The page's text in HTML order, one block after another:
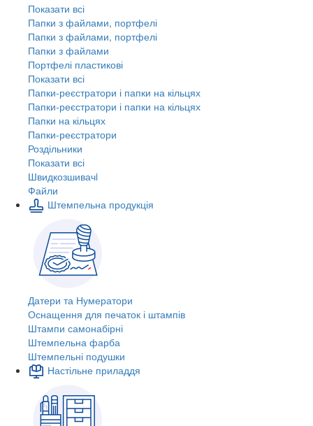
Показати всі
Папки з файлами, портфелі
Папки з файлами, портфелі
Папки з файлами
Портфелі пластикові
Показати всі
Папки-реєстратори і папки на кільцях
Папки-реєстратори і папки на кільцях
Папки на кільцях
Папки-реєстратори
Роздільники
Показати всі
Швидкозшивачi
Файли
Штемпельна продукція
Датери та Нумератори
Оснащення для печаток і штампів
Штампи самонабірні
Штемпельна фарба
Штемпельні подушки
Настільне приладдя